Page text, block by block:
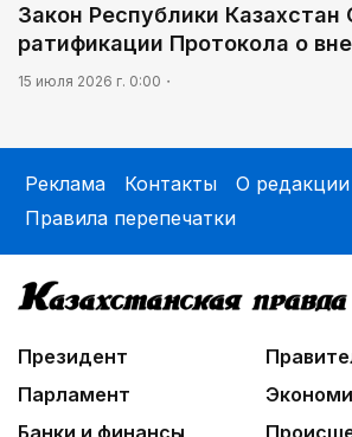
Закон Республики Казахстан
ратификации Протокола о
15 июля 2026 г. 0:00
Реклама Контакты
О редакции
Правила перепечатки
Президент
Парламент
Банки и финансы